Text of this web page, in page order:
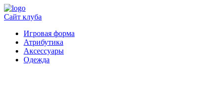
Сайт клуба
Игровая форма
Атрибутика
Аксессуары
Одежда